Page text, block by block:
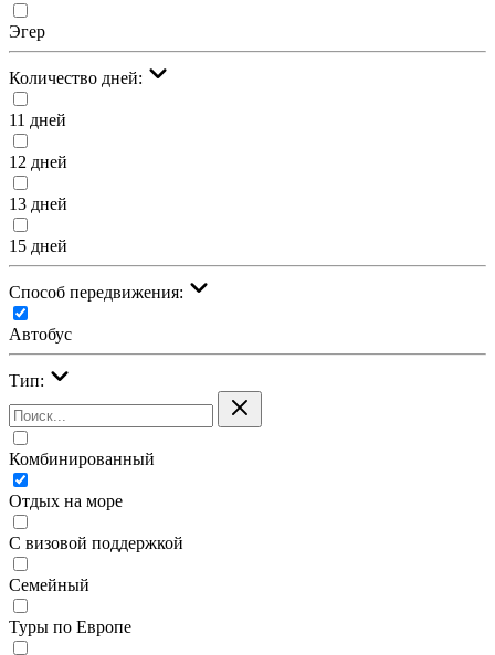
Эгер
Количество дней:
11 дней
12 дней
13 дней
15 дней
Cпособ передвижения:
Автобус
Тип:
Комбинированный
Отдых на море
С визовой поддержкой
Семейный
Туры по Европе